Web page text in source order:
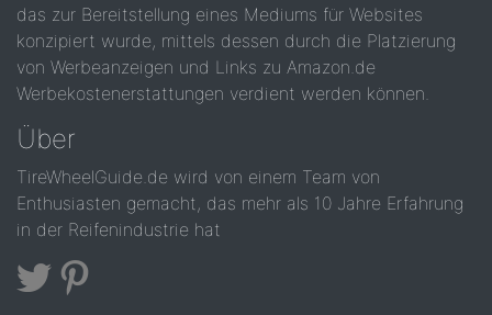
das zur Bereitstellung eines Mediums für Websites
konzipiert wurde, mittels dessen durch die Platzierung
von Werbeanzeigen und Links zu Amazon.de
Werbekostenerstattungen verdient werden können.
Über
TireWheelGuide.de wird von einem Team von
Enthusiasten gemacht, das mehr als 10 Jahre Erfahrung
in der Reifenindustrie hat